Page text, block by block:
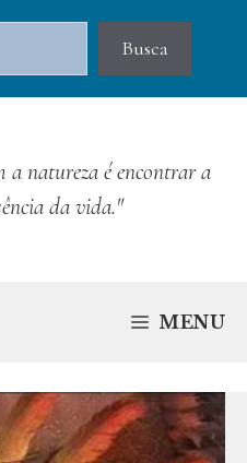
Busca
natureza é encontrar a
da vida."
MENU